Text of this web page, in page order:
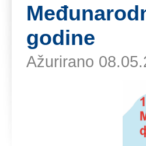
gоdinе
Ažurirano